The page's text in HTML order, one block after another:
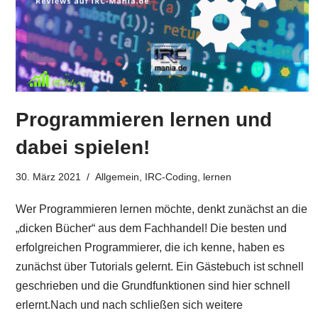
Programmieren lernen und
dabei spielen!
30. März 2021 Allgemein, IRC-Coding, lernen
Wer Programmieren lernen möchte, denkt zunächst an die
„dicken Bücher“ aus dem Fachhandel! Die besten und
erfolgreichen Programmierer, die ich kenne, haben es
zunächst über Tutorials gelernt. Ein Gästebuch ist schnell
geschrieben und die Grundfunktionen sind hier schnell
erlernt.Nach und nach schließen sich weitere